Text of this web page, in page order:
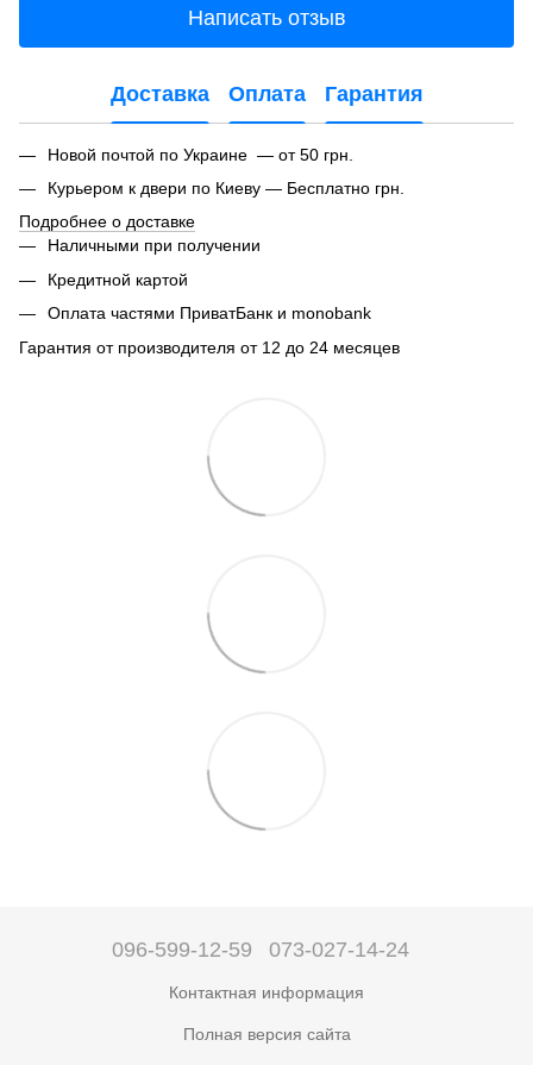
Написать отзыв
Доставка Оплата Гарантия
Новой почтой по Украине — от 50 грн.
Курьером к двери по Киеву — Бесплатно грн.
Подробнее о доставке
Наличными при получении
Кредитной картой
Оплата частями ПриватБанк и monobank
Гарантия от производителя от 12 до 24 месяцев
096-599-12-59 073-027-14-24
Контактная информация
Полная версия сайта